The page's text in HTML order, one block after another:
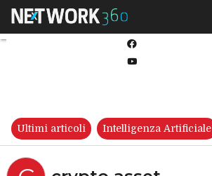
Ultimi articoli Intelligenza Artificiale